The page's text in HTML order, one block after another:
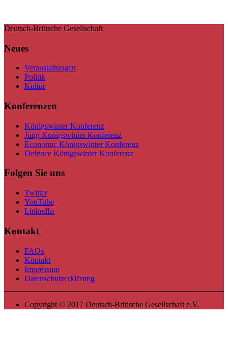
Deutsch-Britische Gesellschaft
Neues
Veranstaltungen
Politik
Kultur
Konferenzen
Königswinter Konferenz
Jung Königswinter Konferenz
Economic Königswinter Konferenz
Defence Königswinter Konferenz
Folgen Sie uns
Twitter
YouTube
LinkedIn
Kontakt
FAQs
Kontakt
Impressum
Datenschutzerklärung
Copyright © 2017 Deutsch-Britische Gesellschaft e.V.